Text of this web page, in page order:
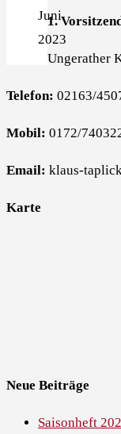
Juni
2023
1.
Ungerather
Telefon: 02163/
Mobil: 0172/
Email: klaus-
Karte
Neue Beiträge
Saisonheft